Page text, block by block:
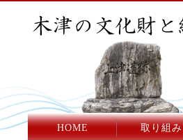
HOME 取り組み